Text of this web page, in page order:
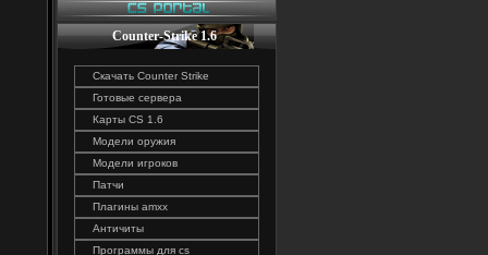
Counter-Strike 1.6
Скачать Counter Strike
Готовые сервера
Карты CS 1.6
Модели оружия
Модели игроков
Патчи
Плагины amxx
Античиты
Программы для cs